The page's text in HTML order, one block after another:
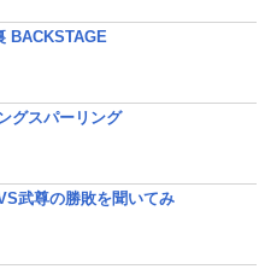
BACKSTAGE
グスパーリング
武尊の勝敗を聞いてみ